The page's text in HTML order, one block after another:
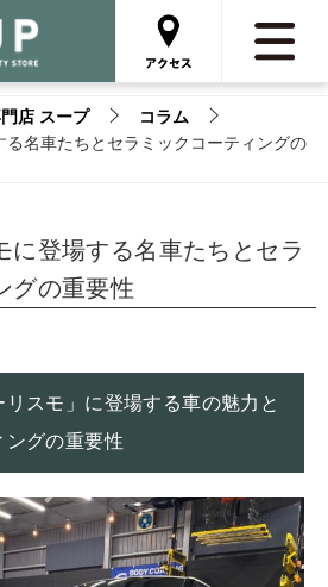
店 スープ
コラム
る名車たちとセラミックコーティングの
に登場する名車たちとセラ
グの重要性
スモ」に登場する車の魅力と
ングの重要性